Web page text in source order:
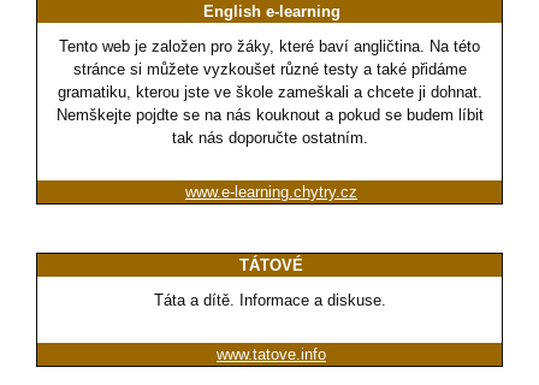
English e-learning
Tento web je založen pro žáky, které baví angličtina. Na této
stránce si můžete vyzkoušet různé testy a také přidáme
gramatiku, kterou jste ve škole zameškali a chcete ji dohnat.
Nemškejte pojdte se na nás kouknout a pokud se budem líbit
tak nás doporučte ostatním.
www.e-learning.chytry.cz
TÁTOVÉ
Táta a dítě. Informace a diskuse.
www.tatove.info